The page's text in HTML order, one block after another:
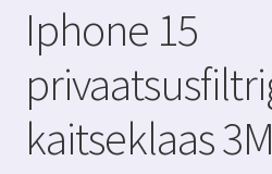
Iphone 15
kaitseklaas